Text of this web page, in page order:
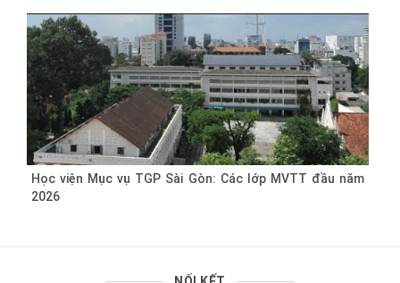
Học viện Mục vụ TGP Sài Gòn: Các lớp MVTT đầu năm
2026